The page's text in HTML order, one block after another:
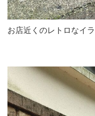
お店近くのレトロなイ